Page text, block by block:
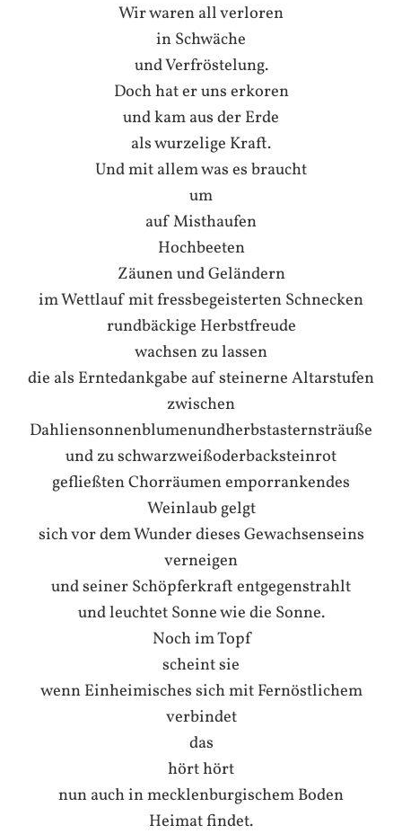
Wir waren all verloren
in Schwäche
und Verfröstelung.
Doch hat er uns erkoren
und kam aus der Erde
als wurzelige Kraft.
Und mit allem was es braucht
um
auf Misthaufen
Hochbeeten
Zäunen und Geländern
im Wettlauf mit fressbegeisterten Schnecken
rundbäckige Herbstfreude
wachsen zu lassen
die als Erntedankgabe auf steinerne Altarstufen
zwischen
Dahliensonnenblumenundherbstasternsträuße
und zu schwarzweißoderbacksteinrot
gefließten Chorräumen emporrankendes
Weinlaub gelgt
sich vor dem Wunder dieses Gewachsenseins
verneigen
und seiner Schöpferkraft entgegenstrahlt
und leuchtet Sonne wie die Sonne.
Noch im Topf
scheint sie
wenn Einheimisches sich mit Fernöstlichem
verbindet
das
hört hört
nun auch in mecklenburgischem Boden
Heimat findet.